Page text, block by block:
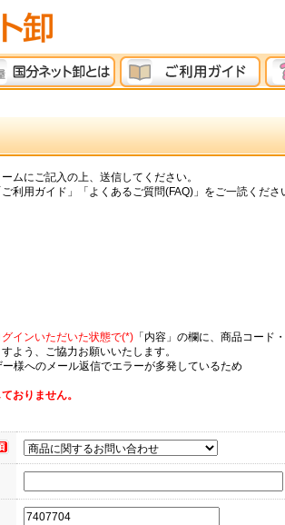
ムにご記入の上、送信してください。
利用ガイド」「よくあるご質問(FAQ)」をご一読くださ
インいただいた状態で(*) 「内容」の欄に、商品コード
よう、ご協力お願いいたします。
様へのメール返信でエラーが多発しているため
おりません。